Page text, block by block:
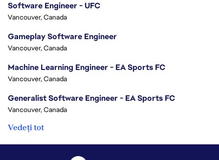
Software Engineer - UFC
Vancouver, Canada
Gameplay Software Engineer
Vancouver, Canada
Machine Learning Engineer - EA Sports FC
Vancouver, Canada
Generalist Software Engineer - EA Sports FC
Vancouver, Canada
Vedeți tot